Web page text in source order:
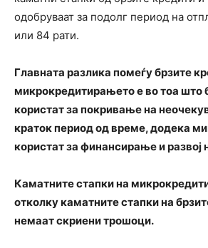
одобруваат за подолг период на
или 84 рати.
Главната разлика помеѓу брзите
микрокредитирањето е во тоа што
користат за покривање на
краток период од време, додека
користат за финансирање и развој
Каматните стапки на
отколку каматните стапки на
немаат скриени трошоци.